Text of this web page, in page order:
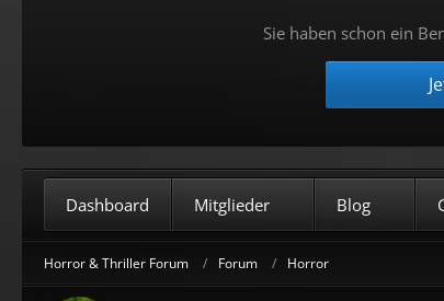
Sie haben schon ein
Dashboard Mitglieder Blog
Horror & Thriller Forum Forum Horror